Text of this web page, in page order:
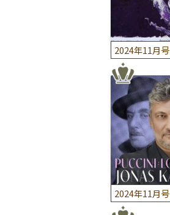
2024年11月号
2024年11月号